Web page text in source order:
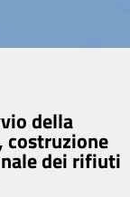
della
costruzione
dei rifiuti